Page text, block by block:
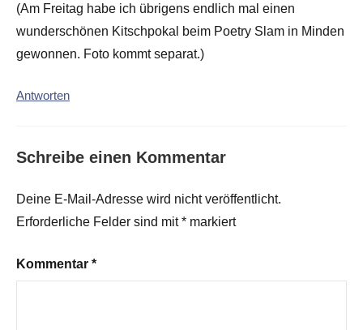
(Am Freitag habe ich übrigens endlich mal einen
wunderschönen Kitschpokal beim Poetry Slam in Minden
gewonnen. Foto kommt separat.)
Antworten
Schreibe einen Kommentar
Deine E-Mail-Adresse wird nicht veröffentlicht.
Erforderliche Felder sind mit* markiert
Kommentar *